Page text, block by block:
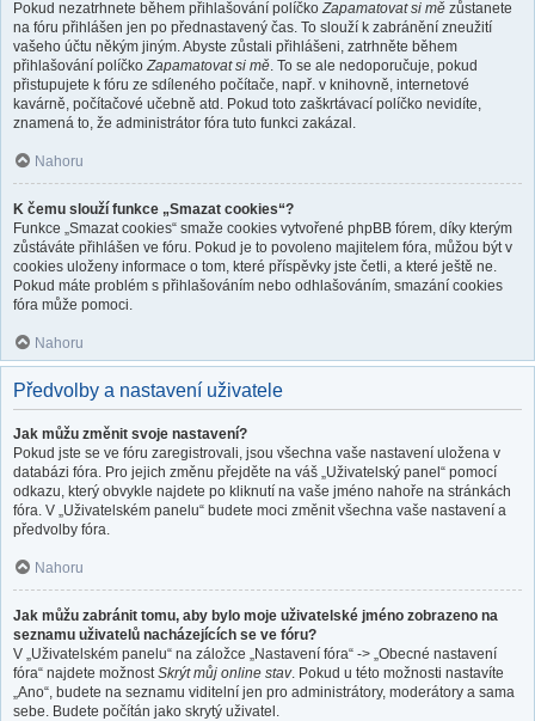
Pokud nezatrhnete během přihlašování políčko Zapamatovat si mě zůstanete
na fóru přihlášen jen po přednastavený čas. To slouží k zabránění zneužití
vašeho účtu někým jiným. Abyste zůstali přihlášeni, zatrhněte během
přihlašování políčko Zapamatovat si mě . To se ale nedoporučuje, pokud
přistupujete k fóru ze sdíleného počítače, např. v knihovně, internetové
kavárně, počítačové učebně atd. Pokud toto zaškrtávací políčko nevidíte,
znamená to, že administrátor fóra tuto funkci zakázal.
Nahoru
K čemu slouží funkce „Smazat cookies“?
Funkce „Smazat cookies“ smaže cookies vytvořené phpBB fórem, díky kterým
zůstáváte přihlášen ve fóru. Pokud je to povoleno majitelem fóra, můžou být v
cookies uloženy informace o tom, které příspěvky jste četli, a které ještě ne.
Pokud máte problém s přihlašováním nebo odhlašováním, smazání cookies
fóra může pomoci.
Nahoru
Předvolby a nastavení uživatele
Jak můžu změnit svoje nastavení?
Pokud jste se ve fóru zaregistrovali, jsou všechna vaše nastavení uložena v
databázi fóra. Pro jejich změnu přejděte na váš „Uživatelský panel“ pomocí
odkazu, který obvykle najdete po kliknutí na vaše jméno nahoře na stránkách
fóra. V „Uživatelském panelu“ budete moci změnit všechna vaše nastavení a
předvolby fóra.
Nahoru
Jak můžu zabránit tomu, aby bylo moje uživatelské jméno zobrazeno na
seznamu uživatelů nacházejících se ve fóru?
V „Uživatelském panelu“ na záložce „Nastavení fóra“ -> „Obecné nastavení
fóra“ najdete možnost Skrýt můj online stav. Pokud u této možnosti nastavíte
„Ano“, budete na seznamu viditelní jen pro administrátory, moderátory a sama
sebe. Budete počítán jako skrytý uživatel.